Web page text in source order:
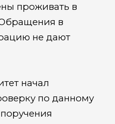
проживать в
в
не дают
начал
по данному